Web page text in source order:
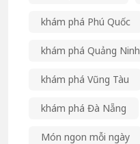
khám phá Phú Quốc
khám phá Quảng Ninh
khám phá Vũng Tàu
khám phá Đà Nẵng
Món ngon mỗi ngày